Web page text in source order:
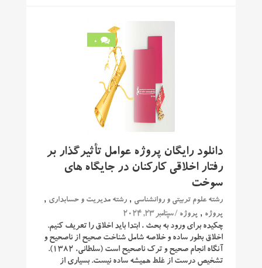
0
دانلود رایگان پروژه عوامل تأثیرگذار بر
رفتار اخلاقی کارکنان در جایگاه های
سوخت
رشته علوم تربیتی و روانشناسی ,رشته مدیریت و حسابداری ,
پروژه , پروژه / سپتامبر 23, 2024
چکیده برای ورود به بحث ، ابتدا باید اخلاق را تعریف کنیم.
اخلاق بطور ساده و خلاصه شامل شناخت صحیح از ناصحیح و
آنگاه انجام صحیح و ترک ناصحیح است (سلطانی، 1382).
تشخیص درست از غلط همیشه ساده نیست. بسیاری از